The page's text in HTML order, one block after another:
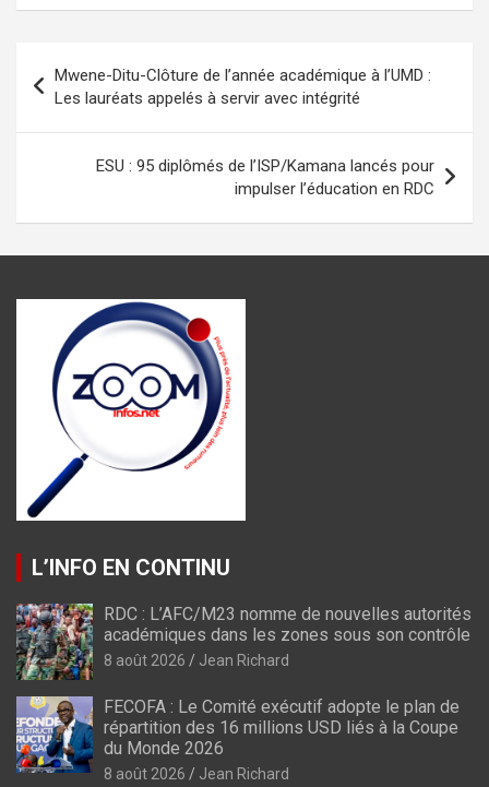
ce
o
o
at
s
A
p
p
se
n
g
er
ail e
gr
a
m
ta
g
er
de
l’article
Mwene-Ditu-Clôture de l’année académique à l’UMD :
Les lauréats appelés à servir avec intégrité
ESU : 95 diplômés de l’ISP/Kamana lancés pour
impulser l’éducation en RDC
L’INFO EN CONTINU
RDC : L’AFC/M23 nomme de nouvelles autorités
académiques dans les zones sous son contrôle
8 août 2026 Jean Richard
FECOFA : Le Comité exécutif adopte le plan de
répartition des 16 millions USD liés à la Coupe
du Monde 2026
8 août 2026 Jean Richard